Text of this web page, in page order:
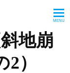
MENU
地崩
）